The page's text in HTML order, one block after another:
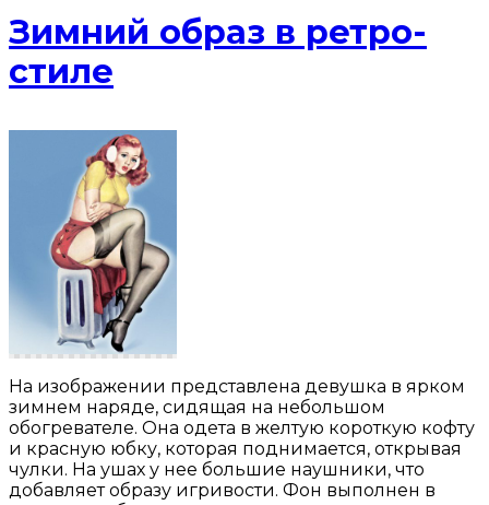
Зимний образ в ретро-
стиле
На изображении представлена девушка в ярком
зимнем наряде, сидящая на небольшом
обогревателе. Она одета в желтую короткую кофту
и красную юбку, которая поднимается, открывая
чулки. На ушах у нее большие наушники, что
добавляет образу игривости. Фон выполнен в